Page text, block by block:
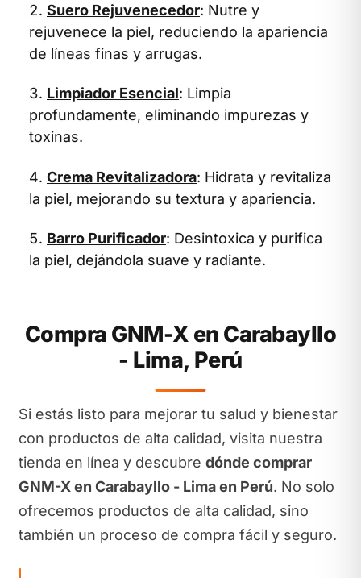
Suero Rejuvenecedor: Nutre y
rejuvenece la piel, reduciendo la apariencia
de líneas finas y arrugas.
Limpiador Esencial: Limpia
profundamente, eliminando impurezas y
toxinas.
Crema Revitalizadora: Hidrata y revitaliza
la piel, mejorando su textura y apariencia.
Barro Purificador: Desintoxica y purifica
la piel, dejándola suave y radiante.
Compra GNM-X en Carabayllo
- Lima, Perú
Si estás listo para mejorar tu salud y bienestar
con productos de alta calidad, visita nuestra
tienda en línea y descubre dónde comprar
GNM-X en Carabayllo - Lima en Perú. No solo
ofrecemos productos de alta calidad, sino
también un proceso de compra fácil y seguro.